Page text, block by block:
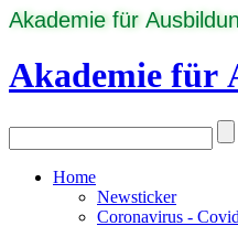
Akademie für
Akademie für
Home
Newsticker
Coronavirus -